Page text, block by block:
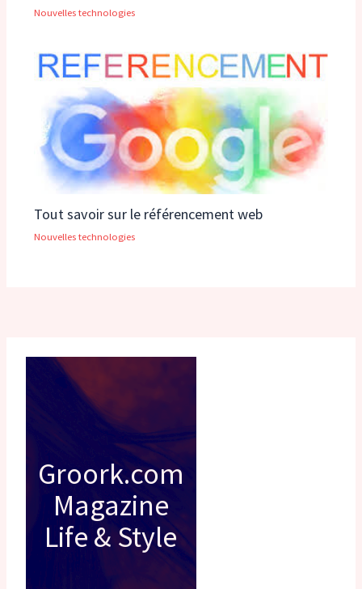
Nouvelles technologies
Tout savoir sur le référencement web
Nouvelles technologies
Groork.com
Magazine
Life & Style